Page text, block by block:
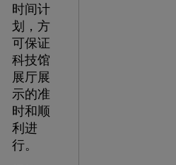
时间计
划，方
可保证
科技馆
展厅展
示的准
时和顺
利进
行。